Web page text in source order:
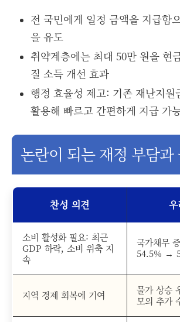
전 국민에게 일정 금액을 지급함
을 유도
취약계층에는 최대 50만 원을 현
질 소득 개선 효과
행정 효율성 제고: 기존 재난지원
활용해 빠르고 간편하게 지급 가
논란이 되는 재정 부담과
찬성 의견
소비 활성화 필요: 최근
GDP 하락, 소비 위축 지
속
국가채무
54.5% →
지역 경제 회복에 기여
물가 상승
모의 추가